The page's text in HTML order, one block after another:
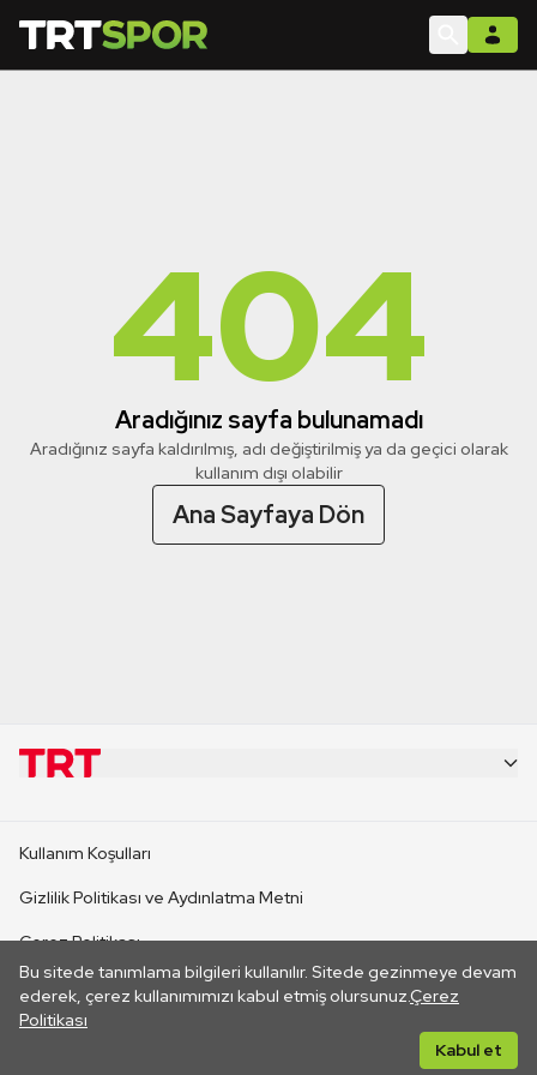
404
Aradığınız sayfa bulunamadı
Aradığınız sayfa kaldırılmış, adı değiştirilmiş ya da geçici olarak
kullanım dışı olabilir
Ana Sayfaya Dön
Bu sitede tanımlama bilgileri kullanılır. Sitede gezinmeye devam
ederek, çerez kullanımımızı kabul etmiş olursunuz.Çerez
Politikası
Kabul et
CANLI YAYINLAR
Kullanım Koşulları
Gizlilik Politikası ve Aydınlatma Metni
Çerez Politikası
İletişim
Her hakkı saklıdır. ©2026 TRT. Bağlantı yoluyla gidilen dış